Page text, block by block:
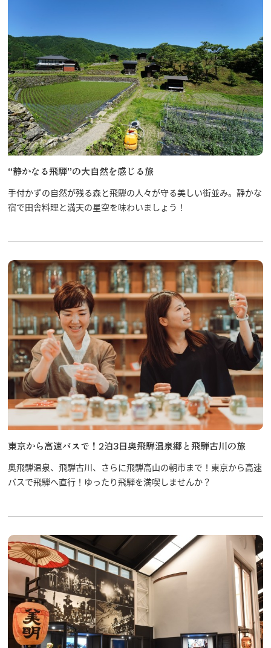
宿泊予約
アクセス
飛騨市の６つの魅力
ひだじまん図鑑
交通機関・道路情報
飛騨古川の駐車場
よくある質問
お知らせ
当サイトについて
協会について
パンフレット
写真ダウンロード
関連リンク
“静かなる飛騨”の大自然を感じる旅
手付かずの自然が残る森と飛騨の人々が守る美しい街並み。静かな
宿で田舎料理と満天の星空を味わいましょう！
東京から高速バスで！2泊3日奥飛騨温泉郷と飛騨古川の旅
奥飛騨温泉、飛騨古川、さらに飛騨高山の朝市まで！東京から高速
バスで飛騨へ直行！ゆったり飛騨を満喫しませんか？